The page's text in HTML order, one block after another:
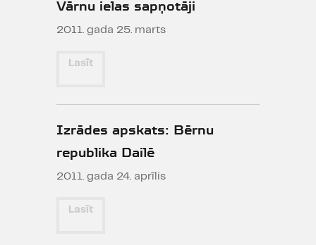
Vārnu ielas sapņotāji
2011. gada 25. marts
Lasīt
Izrādes apskats: Bērnu
republika Dailē
2011. gada 24. aprīlis
Lasīt